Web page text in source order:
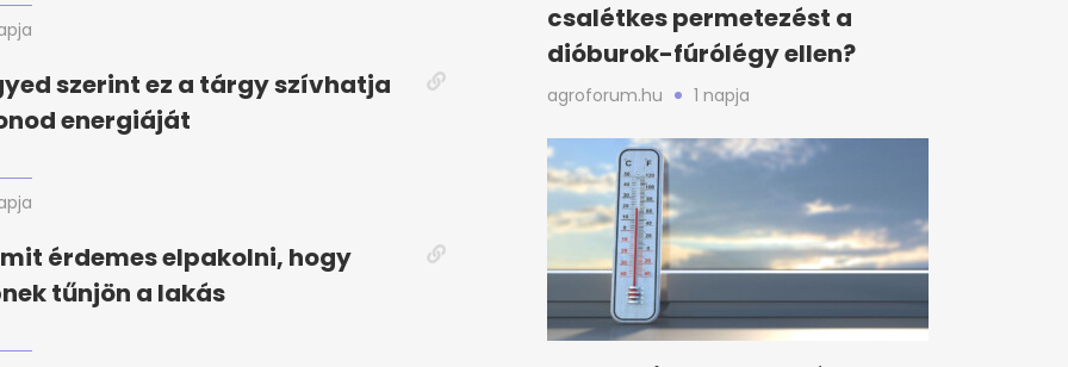
szerint ez a tárgy szívhatja
energiáját
érdemes elpakolni, hogy
tűnjön a lakás
csalétkes permetezést a
dióburok-fúrólégy ellen?
agroforum.hu 1 napja